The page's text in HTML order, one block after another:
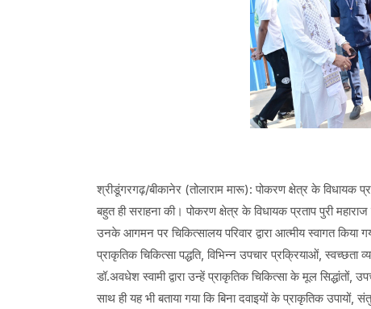
श्रीडूंगरगढ़/बीकानेर (तोलाराम मारू): पोकरण क्षेत्र के विधायक
बहुत ही सराहना की। पोकरण क्षेत्र के विधायक प्रताप पुरी
उनके आगमन पर चिकित्सालय परिवार द्वारा आत्मीय स्वागत
प्राकृतिक चिकित्सा पद्धति, विभिन्न उपचार प्रक्रियाओं,
डॉ.अवधेश स्वामी द्वारा उन्हें प्राकृतिक चिकित्सा के मूल
साथ ही यह भी बताया गया कि बिना दवाइयों के प्राकृतिक उपायों,